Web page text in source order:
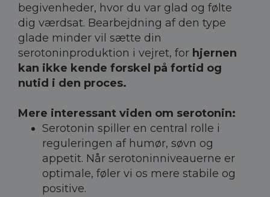
begivenheder, hvor du var glad og følte
dig værdsat. Bearbejdning af den type
glade minder vil sætte din
serotoninproduktion i vejret, for hjernen
kan ikke kende forskel på fortid og
nutid i den proces.
Mere interessant viden om serotonin:
Serotonin spiller en central rolle i
reguleringen af humør, søvn og
appetit. Når serotoninniveauerne er
optimale, føler vi os mere stabile og
positive.